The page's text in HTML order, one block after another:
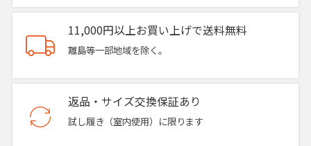
11,000円以上お買い上げで送料無料
離島等一部地域を除く。
返品・サイズ交換保証あり
試し履き（室内使用）に限ります